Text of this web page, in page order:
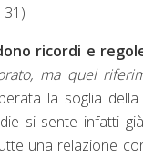
31)
ricordi e
ma quel
la soglia
si sente infatti già
una relazione